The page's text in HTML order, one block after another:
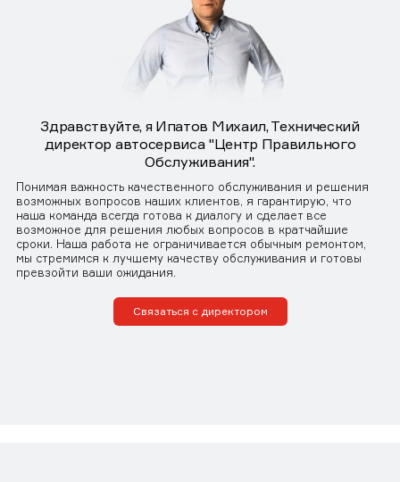
Здравствуйте, я Ипатов Михаил, Технический
директор автосервиса "Центр Правильного
Обслуживания".
Понимая важность качественного обслуживания и решения
возможных вопросов наших клиентов, я гарантирую, что
наша команда всегда готова к диалогу и сделает все
возможное для решения любых вопросов в кратчайшие
сроки. Наша работа не ограничивается обычным ремонтом,
мы стремимся к лучшему качеству обслуживания и готовы
превзойти ваши ожидания.
Связаться с директором